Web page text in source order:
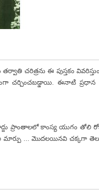
ఈ పుస్తకం
చర్చించబడ్డాయి. ఈనాటి
కాంస్య యుగం తోలి
మార్పు ... మొదలయినవి చక్కగా